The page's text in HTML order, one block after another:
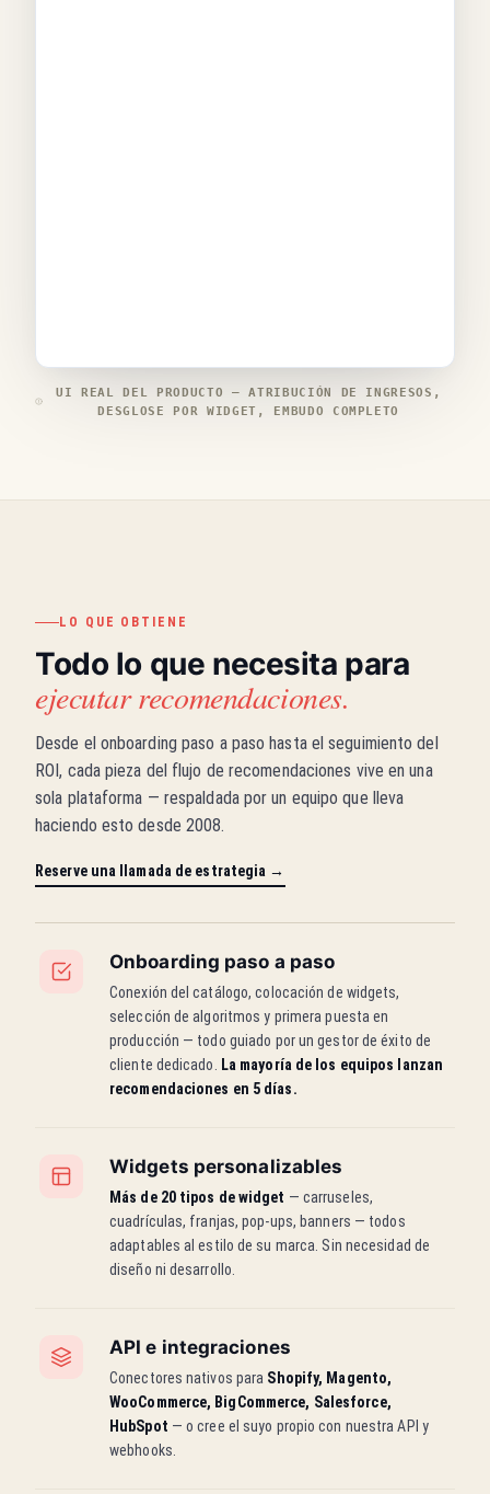
UI REAL DEL PRODUCTO — ATRIBUCIÓN DE INGRESOS,
DESGLOSE POR WIDGET, EMBUDO COMPLETO
LO QUE OBTIENE
Todo lo que necesita para
ejecutar recomendaciones.
Desde el onboarding paso a paso hasta el seguimiento del
ROI, cada pieza del flujo de recomendaciones vive en una
sola plataforma — respaldada por un equipo que lleva
haciendo esto desde 2008.
Reserve una llamada de estrategia →
Onboarding paso a paso
Conexión del catálogo, colocación de widgets,
selección de algoritmos y primera puesta en
producción — todo guiado por un gestor de éxito de
cliente dedicado. La mayoría de los equipos lanzan
recomendaciones en 5 días.
Widgets personalizables
Más de 20 tipos de widget — carruseles,
cuadrículas, franjas, pop-ups, banners — todos
adaptables al estilo de su marca. Sin necesidad de
diseño ni desarrollo.
API e integraciones
Conectores nativos para Shopify, Magento,
WooCommerce, BigCommerce, Salesforce,
HubSpot — o cree el suyo propio con nuestra API y
webhooks.